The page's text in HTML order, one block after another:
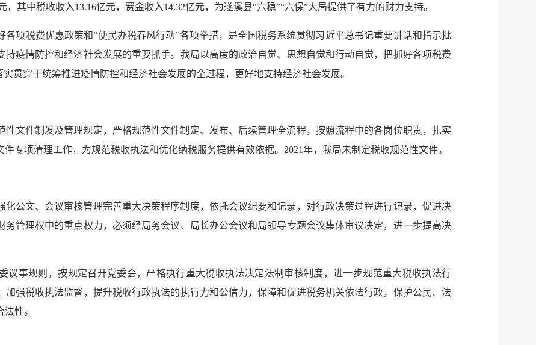
其中税收收入13.16亿元，费金收入14.32亿元，为遂溪县“六稳”“六保”大局提供了有力的财力支持。
各项税费优惠政策和“便民办税春风行动”各项举措，是全国税务系统贯彻习近平总书记重要讲话和指示批
疫情防控和经济社会发展的重要抓手。我局以高度的政治自觉、思想自觉和行动自觉，把抓好各项税费
贯穿于统筹推进疫情防控和经济社会发展的全过程，更好地支持经济社会发展。
性文件制发及管理规定，严格规范性文件制定、发布、后续管理全流程，按照流程中的各岗位职责，扎实
专项清理工作，为规范税收执法和优化纳税服务提供有效依据。2021年，我局未制定税收规范性文件。
化公文、会议审核管理完善重大决策程序制度，依托会议纪要和记录，对行政决策过程进行记录，促进决
务管理权中的重点权力，必须经局务会议、局长办公会议和局领导专题会议集体审议决定，进一步提高决
议事规则，按规定召开党委会，严格执行重大税收执法决定法制审核制度，进一步规范重大税收执法行
强税收执法监督，提升税收行政执法的执行力和公信力，保障和促进税务机关依法行政，保护公民、法
性。